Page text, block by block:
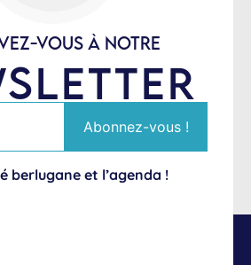
VOUS À NOTRE
berlugane et l’agenda !